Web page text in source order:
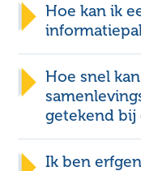
Hoe kan ik
Hoe snel
getekend bij
Ik ben
tarieven en
opvullegaat